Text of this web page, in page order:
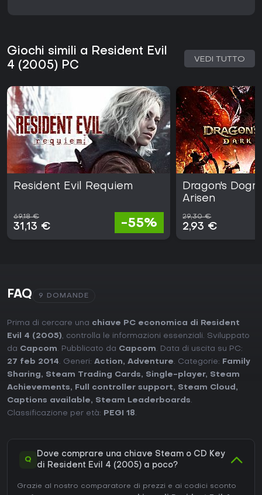
Giochi simili a Resident Evil
4 (2005) PC
VEDI TUTTO
Resident Evil Requiem
69,18 €
31,13 € -55%
Dragon's
Arisen
29,30 €
2,93 €
FAQ 9 DOMANDE
Prima di cercare una chiave PC economica di Resident
Evil 4 (2005), controlla le informazioni essenziali. Sviluppato
da Capcom. Pubblicato da Capcom. Data di uscita su PC:
27 feb 2014. Generi: Action, Adventure. Categorie:
Family
Sharing, Steam Trading Cards, Single-player, Steam
Achievements, Full controller support, Steam Cloud ,
Captions available, Steam Leaderboards.
Classificazione per età:
PEGI 18.
Q
Dove comprare una chiave Steam o CD Key
di Resident Evil 4 (2005) a poco?
Grazie al nostro comparatore di prezzi e ai codici sconto